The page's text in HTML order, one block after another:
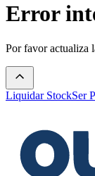
Error
Por favor actualiza
Liquidar StockSer